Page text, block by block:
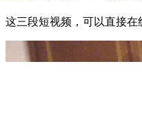
这三段短视频，可以直接